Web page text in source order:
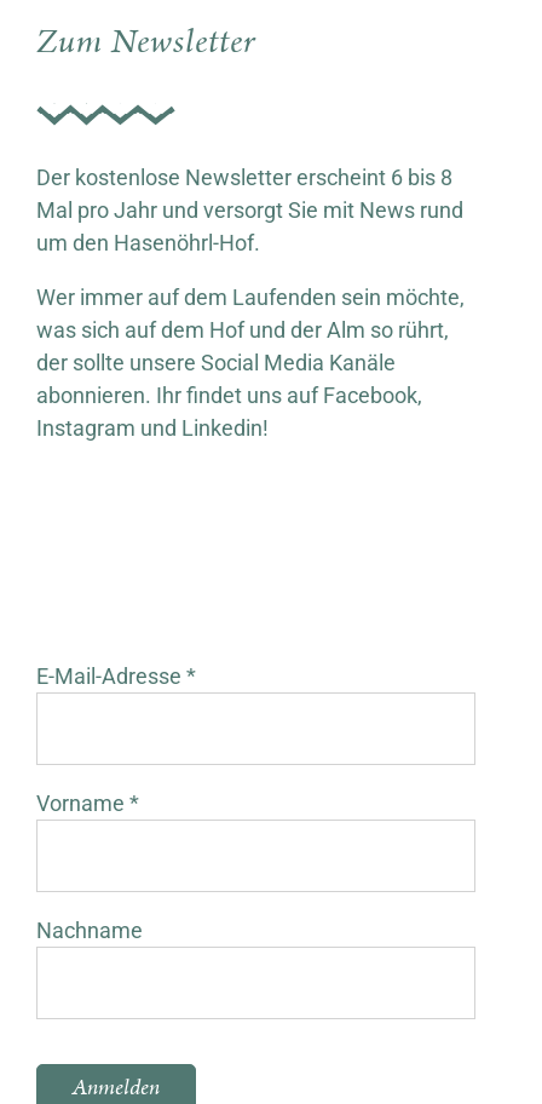
Zum Newsletter
Der kostenlose Newsletter erscheint 6 bis 8
Mal pro Jahr und versorgt Sie mit News rund
um den Hasenöhrl-Hof.
Wer immer auf dem Laufenden sein möchte,
was sich auf dem Hof und der Alm so rührt,
der sollte unsere Social Media Kanäle
abonnieren. Ihr findet uns auf Facebook,
Instagram und Linkedin!
E-Mail-Adresse *
Vorname *
Nachname
Bitte lasse dieses Feld leer.